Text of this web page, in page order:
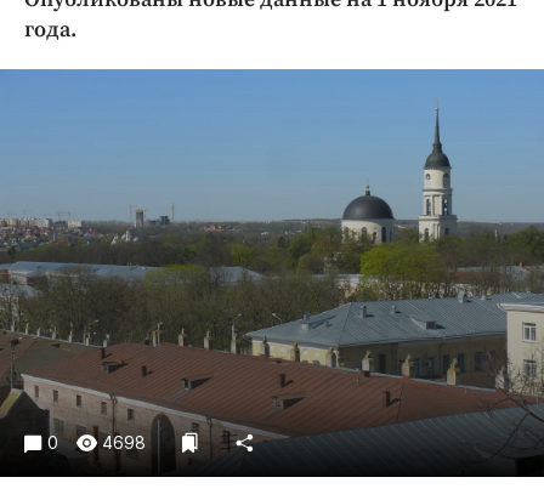
Праздники
Происшествия
Спорт
Экономика и бизнес
ПРОЕКТЫ
Блоги
Издания
года.
0 4698